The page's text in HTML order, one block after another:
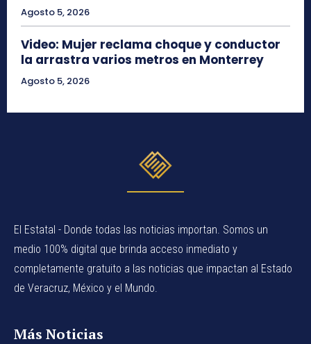
Agosto 5, 2026
Video: Mujer reclama choque y conductor
la arrastra varios metros en Monterrey
Agosto 5, 2026
El Estatal - Donde todas las noticias importan. Somos un
medio 100% digital que brinda acceso inmediato y
completamente gratuito a las noticias que impactan al Estado
de Veracruz, México y el Mundo.
Más Noticias